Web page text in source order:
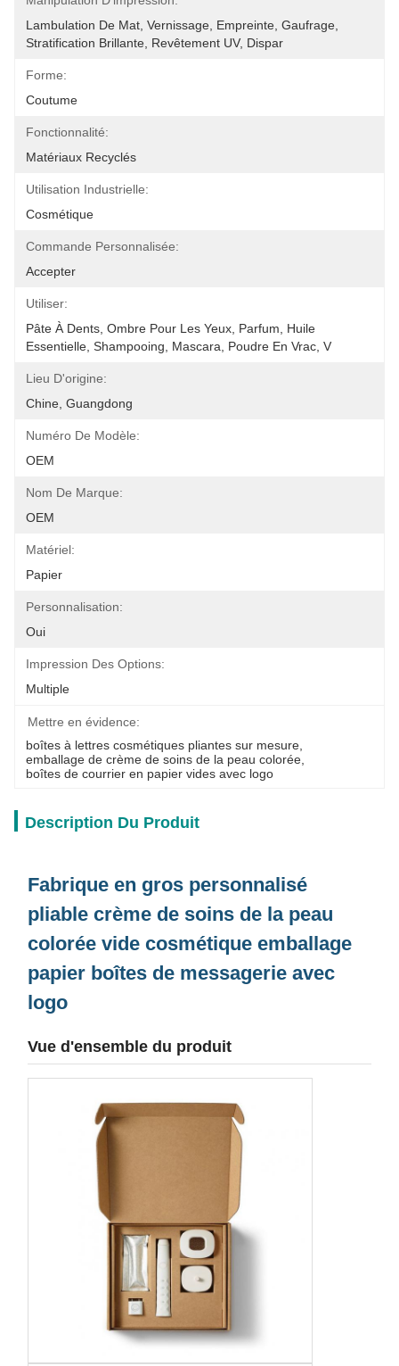
Lambulation De Mat, Vernissage, Empreinte, Gaufrage,
Stratification Brillante, Revêtement UV, Dispar
Forme:
Coutume
Fonctionnalité:
Matériaux Recyclés
Utilisation Industrielle:
Cosmétique
Commande Personnalisée:
Accepter
Utiliser:
Pâte À Dents, Ombre Pour Les Yeux, Parfum, Huile
Essentielle, Shampooing, Mascara, Poudre En Vrac, V
Lieu D'origine:
Chine, Guangdong
Numéro De Modèle:
OEM
Nom De Marque:
OEM
Matériel:
Papier
Personnalisation:
Oui
Impression Des Options:
Multiple
Mettre en évidence:
boîtes à lettres cosmétiques pliantes sur mesure
emballage de crème de soins de la peau colorée
boîtes de courrier en papier vides avec logo
Description Du Produit
Fabrique en gros personnalisé
pliable crème de soins de la peau
colorée vide cosmétique emballage
papier boîtes de messagerie avec
logo
Vue d'ensemble du produit